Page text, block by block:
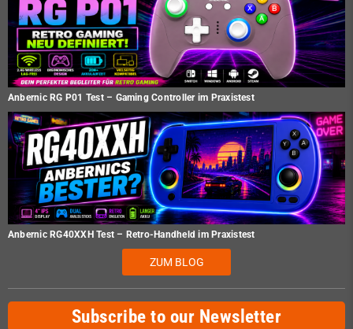
Anbernic RG P01 Test – Gaming Controller im Praxistest
Anbernic RG40XXH Test – Retro-Handheld im Praxistest
ZUM BLOG
Subscribe to our Newsletter